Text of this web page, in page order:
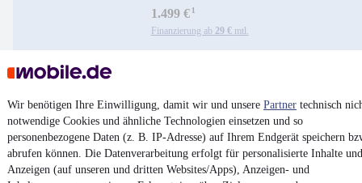
Wir benötigen Ihre Einwilligung, damit wir und unsere Partner technisch
notwendige Cookies und ähnliche Technologien einsetzen und so
personenbezogene Daten (z. B. IP-Adresse) auf Ihrem Endgerät speichern
abrufen können. Die Datenverarbeitung erfolgt für personalisierte Inhalte und
Anzeigen (auf unseren und dritten Websites/Apps), Anzeigen- und
1.499 €¹
Finanzierung ab 29 € mtl.
Kontakt
MwSt. ausweisbar